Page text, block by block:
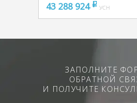
43 288 924 pуб
УСН
ЗАПОЛНИТЕ
ОБРАТНОЙ
И ПОЛУЧИТЕ